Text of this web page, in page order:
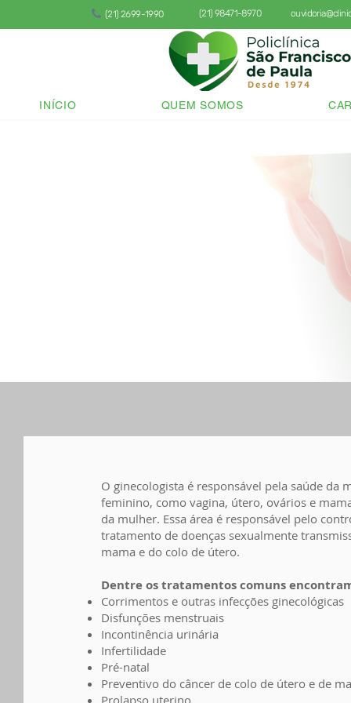
(21) 2699-1990 (21) 98471-8970
INÍCIO QUEM SOMOS
O ginecologista é responsável pela saúde
feminino, como vagina, útero, ovários e
da mulher. Essa área é responsável pelo
tratamento de doenças sexualmente
mama e do colo de útero.
Dentre os tratamentos comuns
Corrimentos e outras infecções ginecológicas
Disfunções menstruais
Incontinência urinária
Infertilidade
Pré-natal
Preventivo do câncer de colo de útero e de
Prolapso uterino